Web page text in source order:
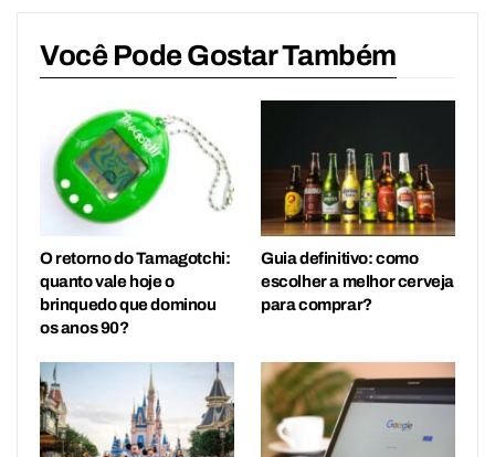
Você Pode Gostar Também
O retorno do Tamagotchi:
quanto vale hoje o
brinquedo que dominou
os anos 90?
Guia definitivo: como
escolher a melhor cerveja
para comprar?